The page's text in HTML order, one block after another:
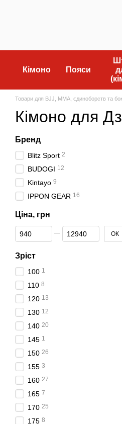
Кімоно Пояси
Товари для BJJ, MMA, єдиноборств та
Кімоно для
Бренд
Blitz Sport 2
BUDOGI 12
Kintayo 9
IPPON GEAR 16
Ціна, грн
Від Ціна, грн
До Ціна, грн ОК
Зріст
100 1
110 8
120 13
130 12
140 20
145 1
150 26
155 3
160 27
165 7
170 25
175 8